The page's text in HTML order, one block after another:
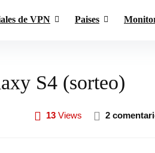
de VPN Paises
S4 (sorteo)
13 Views 2